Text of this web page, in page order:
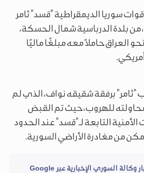
سوريا الديمقراطية "قسد" ثامر
بلدة الدرباسية شمال الحسكة،
العراق حاملاً معه مبلغًا ماليًا
"ثامر" برفقة شقيقه نواف، الذي لم
للهروب، حيث تم القبض
التابعة لـ"قسد" عند الحدود
من مغادرة الأراضي السورية.
تابعوا آخر أخبار وكالة السوري الإخبارية عبر Google